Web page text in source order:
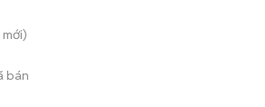
mới)
bán